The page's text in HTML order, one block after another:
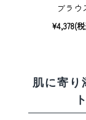
ブラウ
¥4,378(
肌に寄り